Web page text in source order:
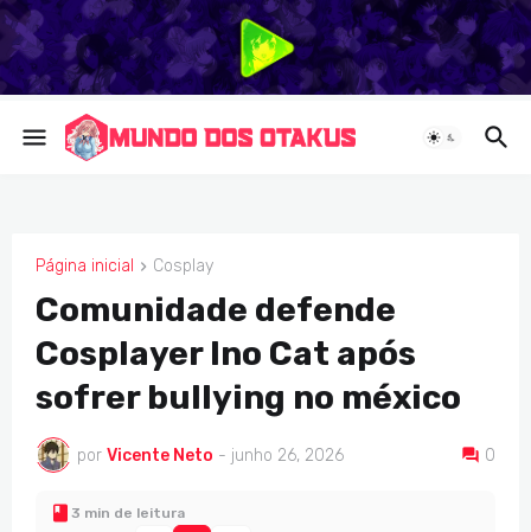
Página inicial Cosplay
COSPLAY
Comunidade defende
Cosplayer Ino Cat após
sofrer bullying no méxico
por Vicente Neto - junho 26, 2026 0
3 min de leitura